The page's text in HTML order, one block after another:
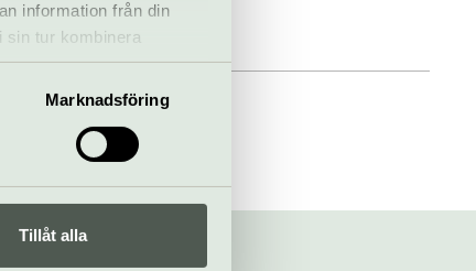
information från din
sin tur kombinera
har använt deras tjänster.
Marknadsföring
Tillåt alla